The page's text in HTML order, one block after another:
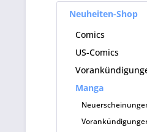
Neuheiten-Shop
Comics
US-Comics
Manga